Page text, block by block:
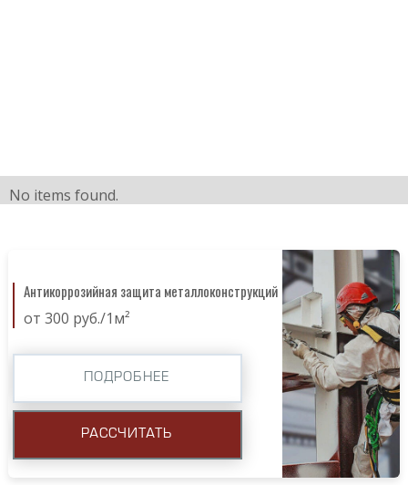
No items found.
Антикоррозийная защита металлоконструкций
от 300 руб./1м²
ПОДРОБНЕЕ
РАССЧИТАТЬ